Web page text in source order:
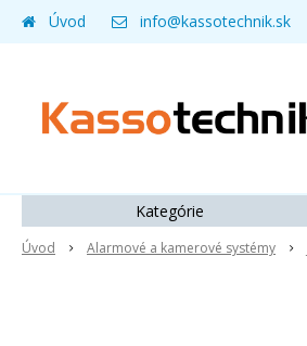
Úvod info@kassotechnik.sk
Úvod Alarmové a kamerové systémy
Kategórie